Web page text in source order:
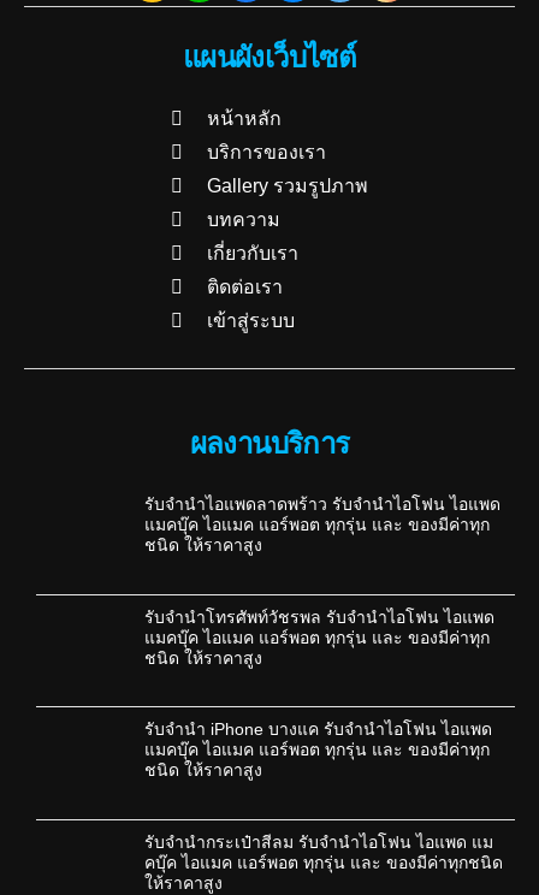
แผนผังเว็บไซต์
หน้าหลัก
บริการของเรา
Gallery รวมรูปภาพ
บทความ
เกี่ยวกับเรา
ติดต่อเรา
เข้าสู่ระบบ
ผลงานบริการ
รับจำนำไอแพดลาดพร้าว รับจำนำไอโฟน ไอแพด
แมคบุ๊ค ไอแมค แอร์พอต ทุกรุ่น และ ของมีค่าทุก
ชนิด ให้ราคาสูง
รับจำนำโทรศัพท์วัชรพล รับจำนำไอโฟน ไอแพด
แมคบุ๊ค ไอแมค แอร์พอต ทุกรุ่น และ ของมีค่าทุก
ชนิด ให้ราคาสูง
รับจำนำ iPhone บางแค รับจำนำไอโฟน ไอแพด
แมคบุ๊ค ไอแมค แอร์พอต ทุกรุ่น และ ของมีค่าทุก
ชนิด ให้ราคาสูง
รับจำนำกระเป๋าสีลม รับจำนำไอโฟน ไอแพด แม
คบุ๊ค ไอแมค แอร์พอต ทุกรุ่น และ ของมีค่าทุกชนิด
ให้ราคาสูง